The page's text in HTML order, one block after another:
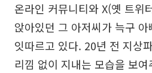
온라인 커뮤니티와 X(옛 트위
앉아있던 그 아저씨가 늑구
잇따르고 있다. 20년 전 지상
리낌 없이 지내는 모습을 보